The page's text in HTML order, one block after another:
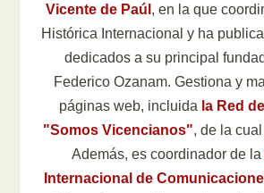
Vicente de Paúl , en la que
Histórica Internacional y ha
dedicados a su principal
Federico Ozanam. Gestiona y
páginas web, incluida la Red
"Somos Vicencianos", de la
Además, es coordinador de la
Internacional de